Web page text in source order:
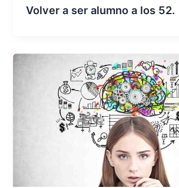
Volver a ser alumno a los 52.